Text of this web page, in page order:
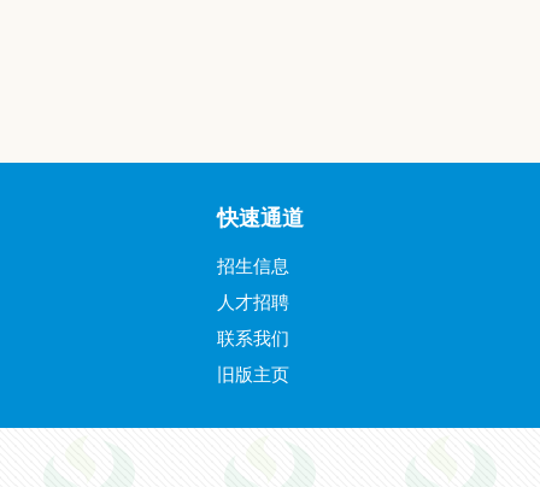
快速通道
招生信息
人才招聘
联系我们
旧版主页